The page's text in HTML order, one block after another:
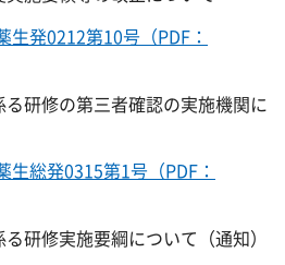
生発0212第10号（PDF：
研修の第三者確認の実施機関に
生総発0315第1号（PDF：
研修実施要綱について（通知）